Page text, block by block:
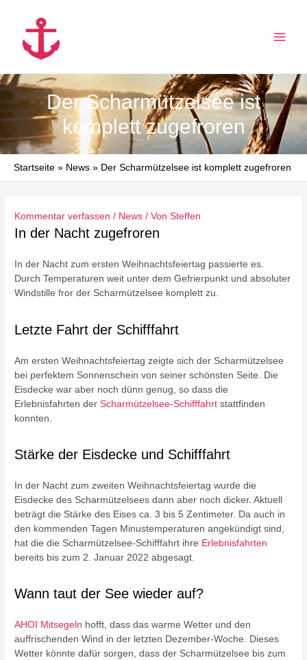
springen
Der Scharmützelsee ist
komplett zugefroren
Startseite News Der Scharmützelsee ist komplett zugefroren
Kommentar verfassen / News / VonSteffen
In der Nacht zugefroren
In der Nacht zum ersten Weihnachtsfeiertag passierte es.
Durch Temperaturen weit unter dem Gefrierpunkt und absoluter
Windstille fror der Scharmützelsee komplett zu.
Letzte Fahrt der Schifffahrt
Am ersten Weihnachtsfeiertag zeigte sich der Scharmützelsee
bei perfektem Sonnenschein von seiner schönsten Seite. Die
Eisdecke war aber noch dünn genug, so dass die
Erlebnisfahrten derScharmützelsee-Schifffahrt stattfinden
konnten.
Stärke der Eisdecke und Schifffahrt
In der Nacht zum zweiten Weihnachtsfeiertag wurde die
Eisdecke des Scharmützelsees dann aber noch dicker. Aktuell
beträgt die Stärke des Eises ca. 3 bis 5 Zentimeter. Da auch in
den kommenden Tagen Minustemperaturen angekündigt sind,
hat die die Scharmützelsee-Schifffahrt ihre Erlebnisfahrten
bereits bis zum 2. Januar 2022 abgesagt.
Wann taut der See wieder auf?
AHOI Mitsegeln hofft, dass das warme Wetter und den
auffrischenden Wind in der letzten Dezember-Woche. Dieses
Wetter könnte dafür sorgen, dass der Scharmützelsee bis zum